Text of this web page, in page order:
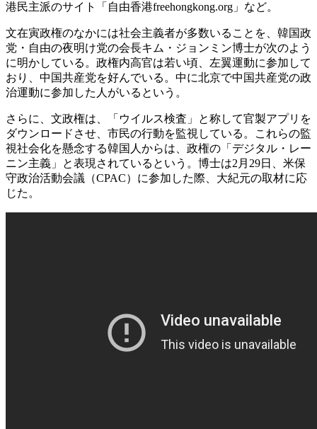
港民主派のサイト「自由香港freehongkong.org」など。
文在寅政権のなかには社会主義者が多数いることを、韓国政
党・自由の夜明け党の会長キム・ジョンミン博士が次のよう
に明かしている。政権内高官は若い頃、左翼運動に参加して
おり、中国共産党を好んでいる。中に北京で中国共産党の政
治運動に参加した人がいるという。
さらに、文政権は、「ウイルス検査」と称して官製アプリを
ダウンロードさせ、市民の行動を監視している。これらの監
視社会化を懸念する韓国人からは、政権の「デジタル・レー
ニン主義」と表現されているという。博士は2月29日、米保
守政治活動会議（CPAC）に参加した際、大紀元の取材に応
じた。